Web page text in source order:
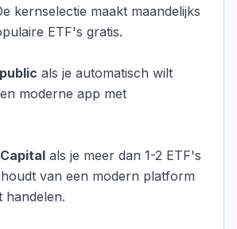
kernselectie maakt maandelijks
ETF's gratis.
als je automatisch wilt
moderne app met
als je meer dan 1-2 ETF's
van een modern platform
handelen.